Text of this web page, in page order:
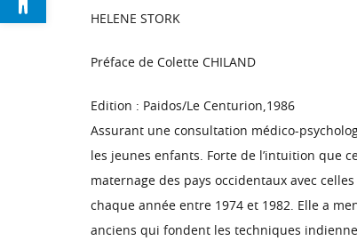
HELENE STORK
Préface de Colette CHILAND
Edition : Paidos/Le Centurion,1986
Assurant une consultation médico-
les jeunes enfants. Forte de l’intuition que
maternage des pays occidentaux avec
chaque année entre 1974 et 1982. Elle a
anciens qui fondent les techniques